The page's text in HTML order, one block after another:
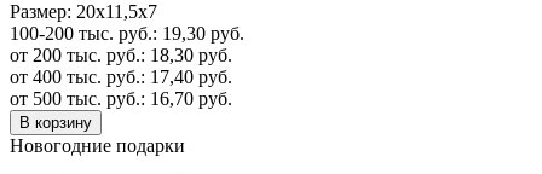
Размер: 20x11,5x7
100-200 тыс. руб.: 19,30 руб.
от 200 тыс. руб.: 18,30 руб.
от 400 тыс. руб.: 17,40 руб.
от 500 тыс. руб.: 16,70 руб.
В корзину
Новогодние подарки